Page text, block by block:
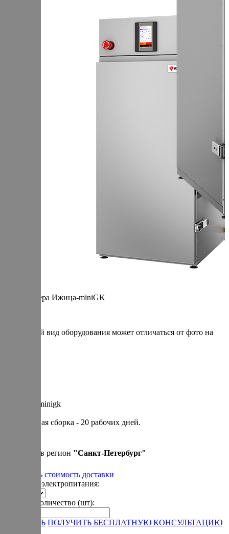
Термокамера Ижица-miniGK
* итоговый вид оборудования может отличаться от фото на
Артикул: minigk
Cтандартная сборка - 20 рабочих дней.
Привезем в регион "Санкт-Петербург"
Рассчитать стоимость доставки
Варианты электропитания:
Укажите количество (шт):
ЗАКАЗАТЬ ПОЛУЧИТЬ БЕСПЛАТНУЮ КОНСУЛЬТАЦИЮ